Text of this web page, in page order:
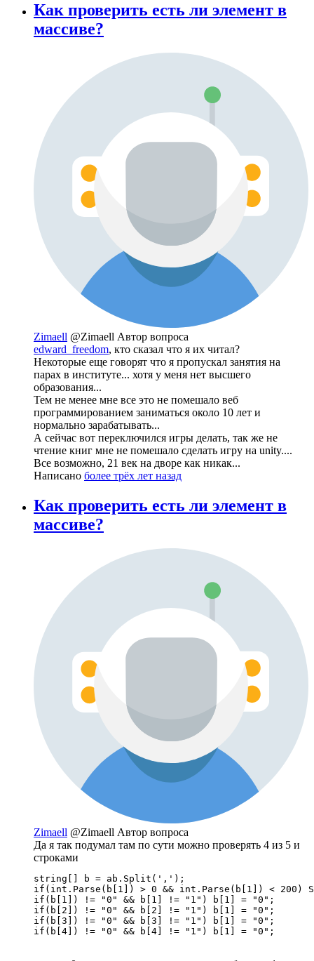
Как проверить есть ли элемент в
массиве?
Zimaell @Zimaell Автор вопроса
edward_freedom, кто сказал что я их читал?
Некоторые еще говорят что я пропускал занятия на
парах в институте... хотя у меня нет высшего
образования...
Тем не менее мне все это не помешало веб
программированием заниматься около 10 лет и
нормально зарабатывать...
А сейчас вот переключился игры делать, так же не
чтение книг мне не помешало сделать игру на unity....
Все возможно, 21 век на дворе как никак...
Написано более трёх лет назад
Как проверить есть ли элемент в
массиве?
Zimaell @Zimaell Автор вопроса
Да я так подумал там по сути можно проверять 4 из 5 и
строками
string[] b = ab.Split(',');
if(int.Parse(b[1]) > 0 && int.Parse(b[1]) < 200)
if(b[1]) != "0" && b[1] != "1") b[1] = "0";
if(b[2]) != "0" && b[2] != "1") b[1] = "0";
if(b[3]) != "0" && b[3] != "1") b[1] = "0";
if(b[4]) != "0" && b[4] != "1") b[1] = "0";